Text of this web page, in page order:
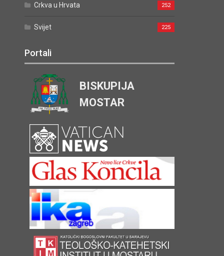
Crkva u Hrvata 252
Svijet 225
Portali
BISKUPIJA
MOSTAR